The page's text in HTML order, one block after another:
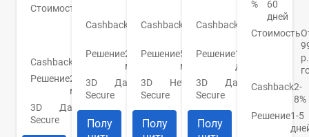
Стоимость
590
Cashback
Решение2
мин.
3D
Secure
Да
Cashback
Решение2
мин.
3D
Secure
Да
Полу
Cashback
До
Решение5
мин.
3D
Secure
Нет
Полу
руб.
Cashback
Решение1
день
3D
Secure
Да
Полу
%
60
дней
Стоимость
Cashback2-
8%
Решение1-5